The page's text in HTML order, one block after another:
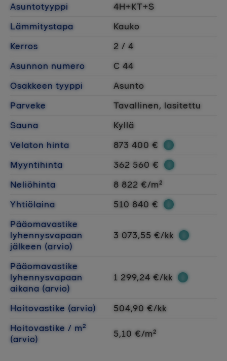
Asuntotyyppi
4H+KT+S
Lämmitystapa
Kauko
Kerros
2 / 4
Asunnon numero
C 44
Osakkeen tyyppi
Asunto
Parveke
Tavallinen, lasitettu
Sauna
Kyllä
Velaton hinta
873 400 €
Myyntihinta
362 560 €
Neliöhinta
8 822 €/m²
Yhtiölaina
510 840 €
Pääomavastike
lyhennysvapaan
jälkeen (arvio)
3 073,55 €/kk
Pääomavastike
lyhennysvapaan
aikana (arvio)
1 299,24 €/kk
Hoitovastike (arvio)
504,90 €/kk
Hoitovastike / m²
(arvio)
5,10 €/m²